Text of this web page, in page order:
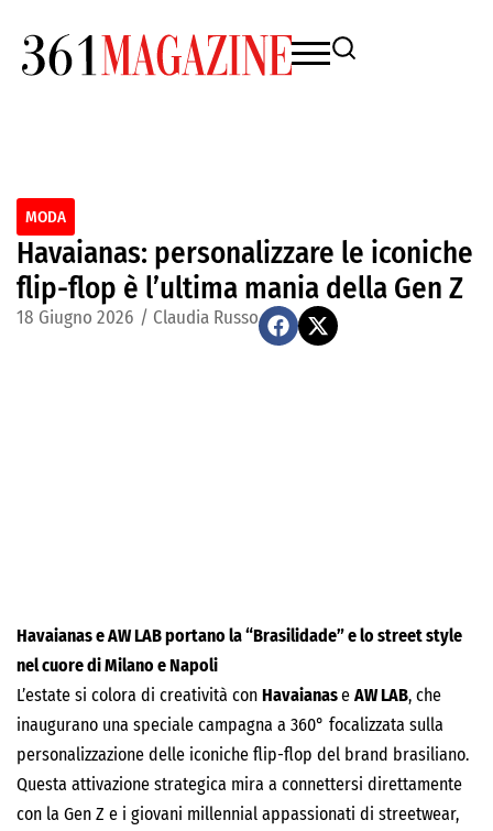
MODA
Havaianas: personalizzare le iconiche
flip-flop è l’ultima mania della Gen Z
18 Giugno 2026 / Claudia Russo
Havaianas e AW LAB portano la “Brasilidade” e lo street style
nel cuore di Milano e Napoli
L’estate si colora di creatività con Havaianase AW LAB, che
inaugurano una speciale campagna a 360° focalizzata sulla
personalizzazione delle iconiche flip-flop del brand brasiliano.
Questa attivazione strategica mira a connettersi direttamente
con la Gen Z e i giovani millennial appassionati di streetwear,